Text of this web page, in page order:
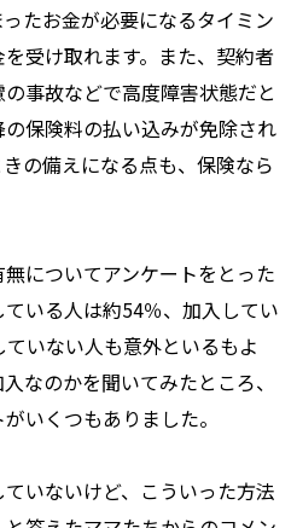
たお金が必要になるタイミン
受け取れます。また、契約者
の事故などで高度障害状態だと
保険料の払い込みが免除され
の備えになる点も、保険なら
についてアンケートをとった
いる人は約54％、加入してい
いない人も意外といるもよ
なのかを聞いてみたところ、
いくつもありました。
いないけど、こういった方法